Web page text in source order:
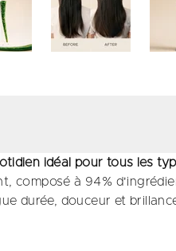
idéal pour tous les
composé à 94%
durée, douceur et